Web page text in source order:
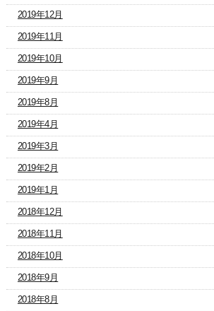
2019年12月
2019年11月
2019年10月
2019年9月
2019年8月
2019年4月
2019年3月
2019年2月
2019年1月
2018年12月
2018年11月
2018年10月
2018年9月
2018年8月